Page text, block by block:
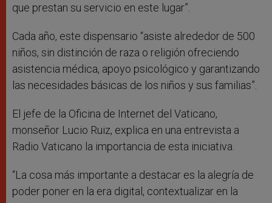
que prestan su servicio en este lugar”.
Cada año, este dispensario “asiste alrededor de 500
niños, sin distinción de raza o religión ofreciendo
asistencia médica, apoyo psicológico y garantizando
las necesidades básicas de los niños y sus familias”.
El jefe de la Oficina de Internet del Vaticano,
monseñor Lucio Ruiz, explica en una entrevista a
Radio Vaticano la importancia de esta iniciativa.
“La cosa más importante a destacar es la alegría de
poder poner en la era digital, contextualizar en la